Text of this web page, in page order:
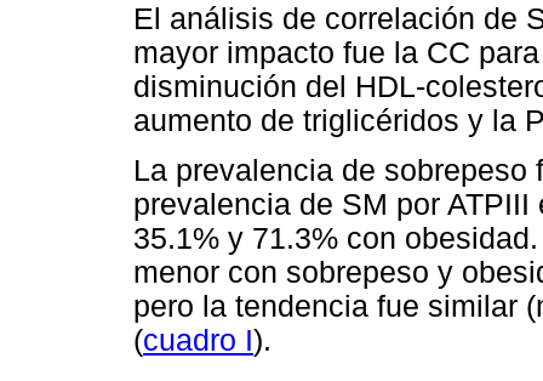
El análisis de correlación de
mayor impacto fue la CC
disminución del HDL-
aumento de triglicéridos y la
La prevalencia de sobrepeso
prevalencia de SM por
35.1% y 71.3% con
menor con sobrepeso y
pero la tendencia fue similar
(cuadro I).